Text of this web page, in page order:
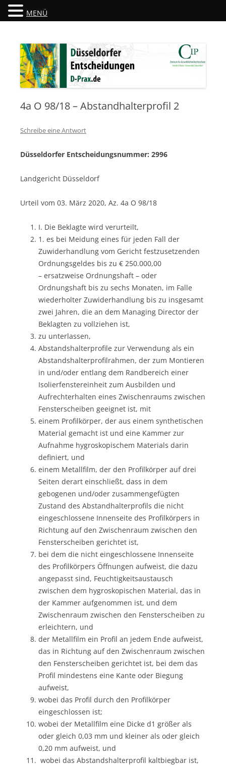
Düsseldorfer Entscheidungen
4a O 98/18 – Abstandhalterprofil 2
Schreibe eine Antwort
Düsseldorfer Entscheidungsnummer: 2996
Landgericht Düsseldorf
Urteil vom 03. März 2020, Az. 4a O 98/18
I. Die Beklagte wird verurteilt,
1. es bei Meidung eines für jeden Fall der
Zuwiderhandlung vom Gericht festzusetzenden
Ordnungsgeldes bis zu € 250.000,00
– ersatzweise Ordnungshaft – oder
Ordnungshaft bis zu sechs Monaten, im Falle
wiederholter Zuwiderhandlung bis zu insgesamt
zwei Jahren, die an dem Managing Director der
Beklagten zu vollziehen ist,
zu unterlassen,
Abstandshalterprofile zur Verwendung als ein
Abstandshalterprofilrahmen, der zum Montieren
in und/oder entlang dem Randbereich einer
Isolierfenstereinheit zum Ausbilden und
Aufrechterhalten eines Zwischenraums zwischen
Fensterscheiben geeignet ist, mit
einem Profilkörper, der aus einem synthetischen
Material gemacht ist und eine Kammer zur
Aufnahme hygroskopischem Materials darin
definiert, und
einem Metallfilm, der den Profilkörper auf drei
Seiten derart einschließt, dass in dem
gebogenen und/oder zusammengefügten
Zustand des Abstandhalterprofils die nicht
eingeschlossene Innenseite des Profilkörpers in
Richtung auf den Zwischenraum zwischen den
Fensterscheiben gerichtet ist,
bei dem die nicht eingeschlossene Innenseite
des Profilkörpers Öffnungen aufweist, die dazu
angepasst sind, Feuchtigkeitsaustausch
zwischen dem hygroskopischen Material, das in
der Kammer aufgenommen ist, und dem
Zwischenraum zwischen den Fensterscheiben zu
erleichtern, und
der Metallfilm ein Profil an jedem Ende aufweist,
das in Richtung auf den Zwischenraum zwischen
den Fensterscheiben gerichtet ist, bei dem das
Profil mindestens eine Kante oder Biegung
aufweist,
wobei das Profil durch den Profilkörper
eingeschlossen ist;
wobei der Metallfilm eine Dicke d1 größer als
oder gleich 0,03 mm und kleiner als oder gleich
0,20 mm aufweist, und
wobei das Abstandshalterprofil kaltbiegbar ist,
MENÜ